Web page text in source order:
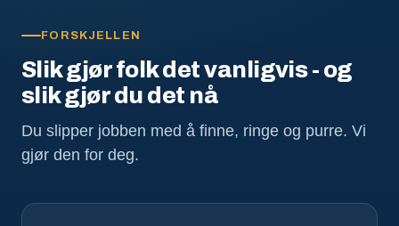
FORSKJELLEN
Slik gjør folk det vanligvis - og
slik gjør du det nå
Du slipper jobben med å finne, ringe og purre. Vi
gjør den for deg.